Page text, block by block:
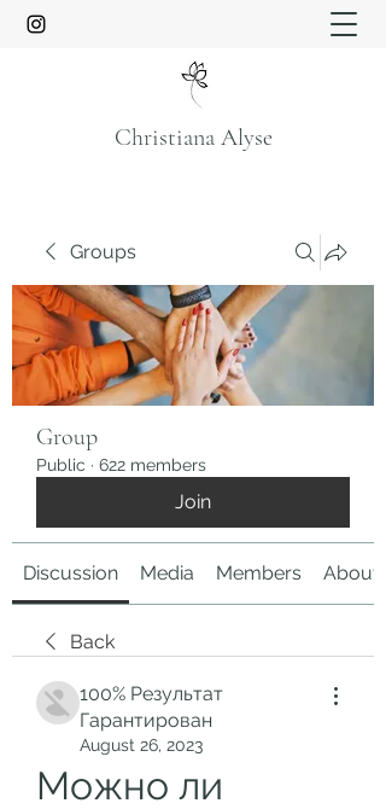
Christiana Alyse
Groups
Group
Public · 622 members
Join
Discussion Media Members About
Back
100% Результат
Гарантирован
August 26, 2023
Можно ли